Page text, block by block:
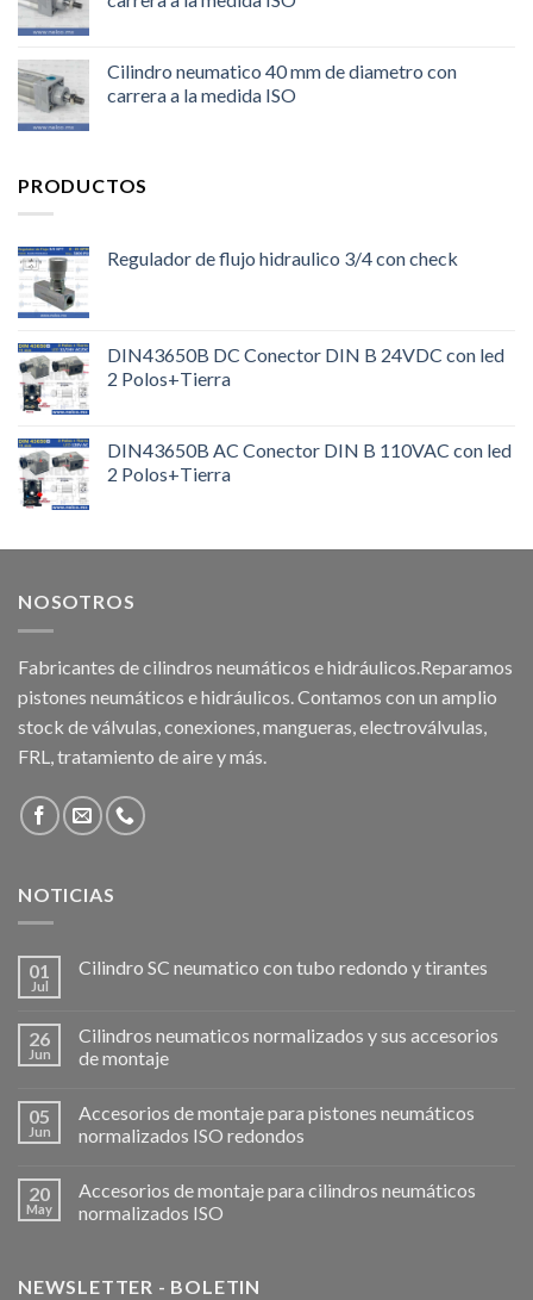
Cilindro neumatico 40 mm de diametro con
carrera a la medida ISO
PRODUCTOS
Regulador de flujo hidraulico 3/4 con check
DIN43650B DC Conector DIN B 24VDC con led
2 Polos+Tierra
DIN43650B AC Conector DIN B 110VAC con led
2 Polos+Tierra
NOSOTROS
Fabricantes de cilindros neumáticos e hidráulicos.Reparamos
pistones neumáticos e hidráulicos. Contamos con un amplio
stock de válvulas, conexiones, mangueras, electroválvulas,
FRL, tratamiento de aire y más.
NOTICIAS
01
Jul
Cilindro SC neumatico con tubo redondo y tirantes
26
Jun
Cilindros neumaticos normalizados y sus accesorios
de montaje
05
Jun
Accesorios de montaje para pistones neumáticos
normalizados ISO redondos
20
May
Accesorios de montaje para cilindros neumáticos
normalizados ISO
NEWSLETTER - BOLETIN